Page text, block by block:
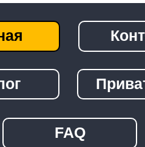
Приватность
Radiolom22.ru